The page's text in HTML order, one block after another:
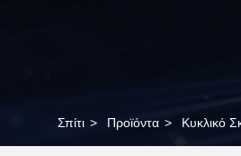
Σπίτι > Προϊόντα > Κυκλικό